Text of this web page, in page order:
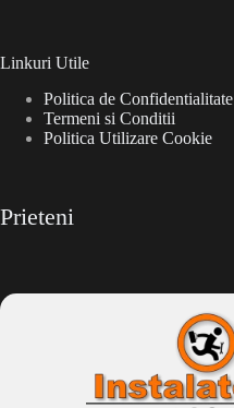
Linkuri Utile
Politica de Confidentialitate
Termeni si Conditii
Politica Utilizare Cookie
Prieteni